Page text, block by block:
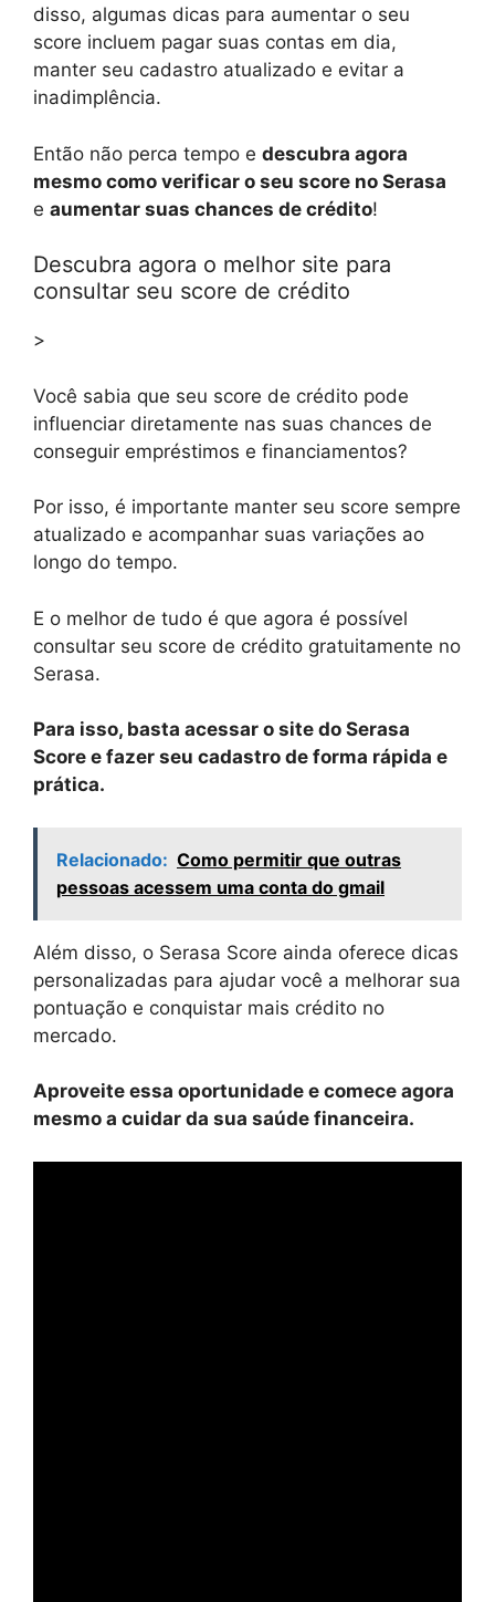
disso, algumas dicas para aumentar o seu
score incluem pagar suas contas em dia,
manter seu cadastro atualizado e evitar a
inadimplência.
Então não perca tempo e descubra agora
mesmo como verificar o seu score no Serasa
e aumentar suas chances de crédito!
Descubra agora o melhor site para
consultar seu score de crédito
>
Você sabia que seu score de crédito pode
influenciar diretamente nas suas chances de
conseguir empréstimos e financiamentos?
Por isso, é importante manter seu score sempre
atualizado e acompanhar suas variações ao
longo do tempo.
E o melhor de tudo é que agora é possível
consultar seu score de crédito gratuitamente no
Serasa.
Para isso, basta acessar o site do Serasa
Score e fazer seu cadastro de forma rápida e
prática.
Relacionado: Como permitir que outras
pessoas acessem uma conta do gmail
Além disso, o Serasa Score ainda oferece dicas
personalizadas para ajudar você a melhorar sua
pontuação e conquistar mais crédito no
mercado.
Aproveite essa oportunidade e comece agora
mesmo a cuidar da sua saúde financeira.